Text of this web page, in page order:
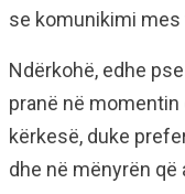
se komunikimi
Ndërkohë, edhe
pranë në
kërkesë, duke
dhe në mënyrën